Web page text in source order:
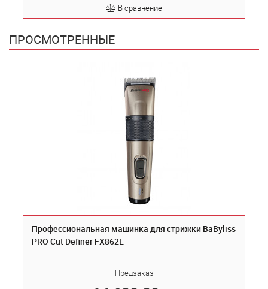
В сравнение
ПРОСМОТРЕННЫЕ
Профессиональная машинка для стрижки BaByliss
PRO Cut Definer FX862E
Предзаказ